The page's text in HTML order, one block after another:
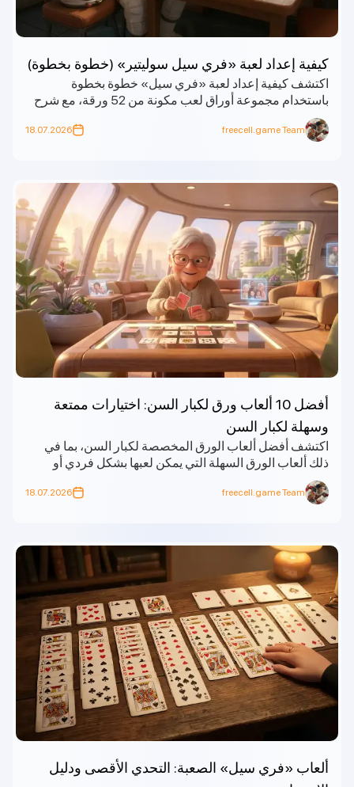
كيفية إعداد لعبة «فري سيل سوليتير» (خطوة بخطوة)
اكتشف كيفية إعداد لعبة «فري سيل» خطوة بخطوة
باستخدام مجموعة أوراق لعب مكونة من 52 ورقة، مع شرح
واضح لتوزيع الأوراق في «التابلو»، ووضع «الخلايا الحرة»،
وقواعد «الأساس».
freecell.game Team
18.07.2026
أفضل 10 ألعاب ورق لكبار السن: اختيارات ممتعة
وسهلة لكبار السن
اكتشف أفضل ألعاب الورق المخصصة لكبار السن، بما في
ذلك ألعاب الورق السهلة التي يمكن لعبها بشكل فردي أو
جماعي، والتي تعزز الذاكرة وتوفر المتعة والتواصل
الاجتماعي.freecell.game Team
18.07.2026
ألعاب «فري سيل» الصعبة: التحدي الأقصى ودليل